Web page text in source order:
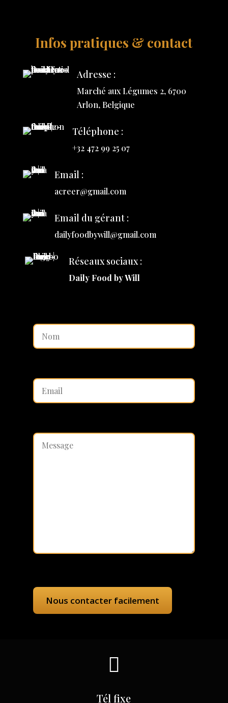
Infos pratiques & contact
Adresse :
Marché aux Légumes 2, 6700
Arlon, Belgique
Téléphone :
+32 472 99 25 07
Email :
acreer@gmail.com
Email du gérant :
dailyfoodbywill@gmail.com
Réseaux sociaux :
Daily Food by Will

Tél fixe